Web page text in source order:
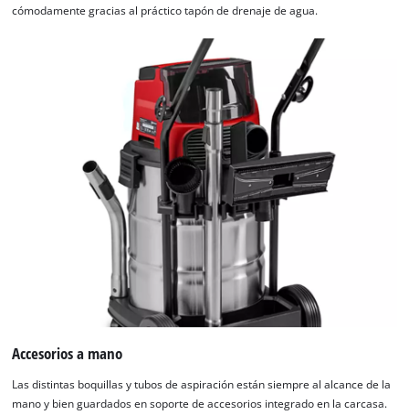
cómodamente gracias al práctico tapón de drenaje de agua.
Accesorios a mano
Las distintas boquillas y tubos de aspiración están siempre al alcance de la
mano y bien guardados en soporte de accesorios integrado en la carcasa.